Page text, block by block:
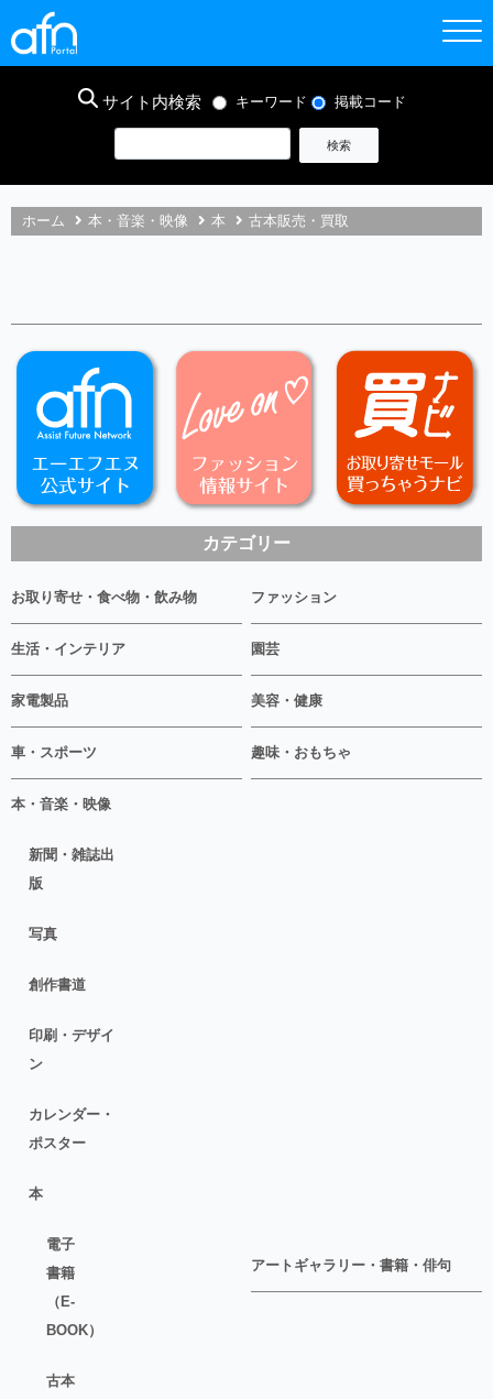
サイト内検索 キーワード 掲載コード
カテゴリー
お取り寄せ・食べ物・飲み物 ファッション
生活・インテリア 園芸
家電製品 美容・健康
車・スポーツ 趣味・おもちゃ
本・音楽・映像
新聞・雑誌出
版
写真
創作書道
印刷・デザイ
ン
カレンダー・
ポスター
本
電子
書籍
（E-
BOOK）
古本
アートギャラリー・書籍・俳句
ホーム 本・音楽・映像 本 古本販売・買取